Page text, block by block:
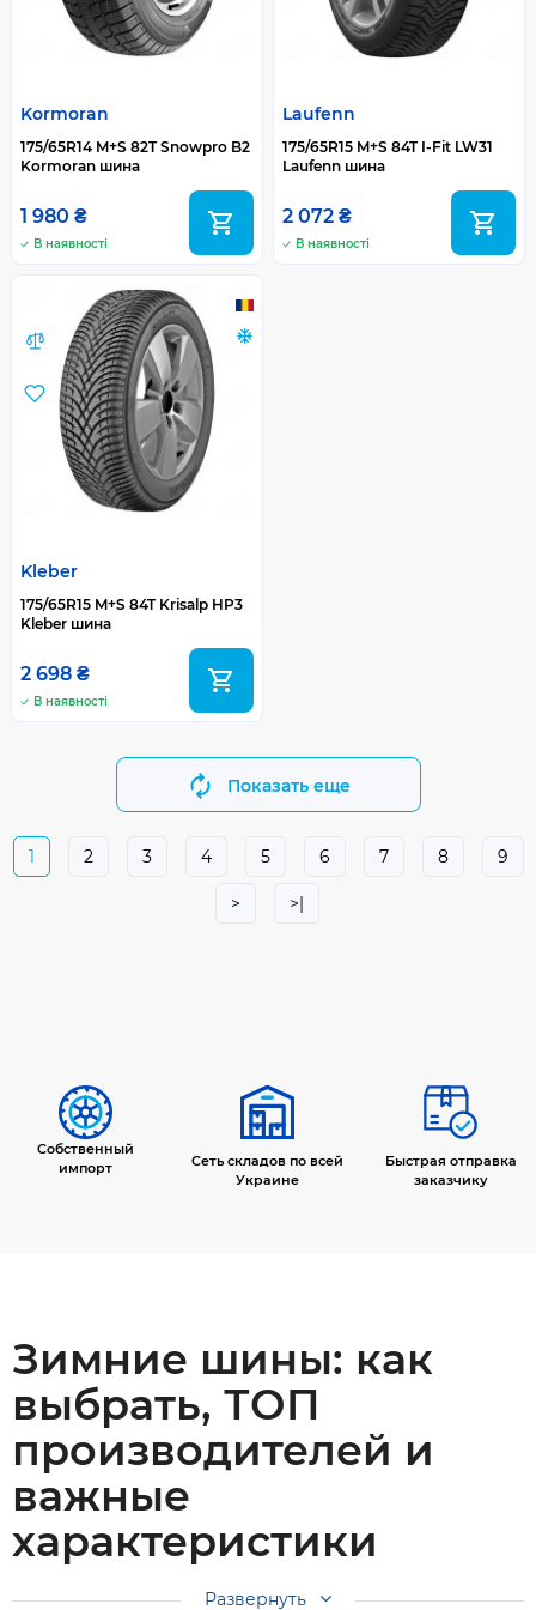
Kormoran
175/65R14 M+S 82T Snowpro B2
Kormoran шина
1 980 ₴
В наявності
Laufenn
175/65R15 M+S 84T I-Fit LW31
Laufenn шина
2 072 ₴
В наявності
Kleber
175/65R15 M+S 84T Krisalp HP3
Kleber шина
2 698 ₴
В наявності
Показать еще
1 2 3 4 5 6 7 8 9
> >|
Собственный
импорт
Сеть складов по всей
Украине
Быстрая отправка
заказчику
Зимние шины: как
выбрать, ТОП
производителей и
важные
характеристики
Поездки зимними дорогами — это настоящее испытание
Развернуть